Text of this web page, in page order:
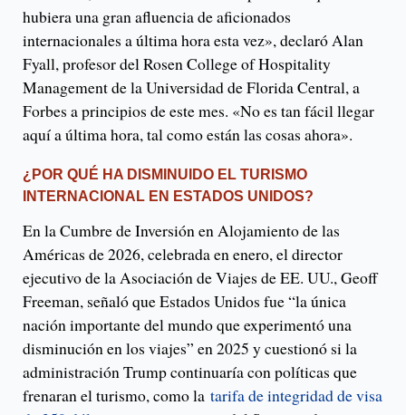
hubiera una gran afluencia de aficionados
internacionales a última hora esta vez», declaró Alan
Fyall, profesor del Rosen College of Hospitality
Management de la Universidad de Florida Central, a
Forbes a principios de este mes. «No es tan fácil llegar
aquí a última hora, tal como están las cosas ahora».
¿POR QUÉ HA DISMINUIDO EL TURISMO
INTERNACIONAL EN ESTADOS UNIDOS?
En la Cumbre de Inversión en Alojamiento de las
Américas de 2026, celebrada en enero, el director
ejecutivo de la Asociación de Viajes de EE. UU., Geoff
Freeman, señaló que Estados Unidos fue “la única
nación importante del mundo que experimentó una
disminución en los viajes” en 2025 y cuestionó si la
administración Trump continuaría con políticas que
frenaran el turismo, como la tarifa de integridad de visa